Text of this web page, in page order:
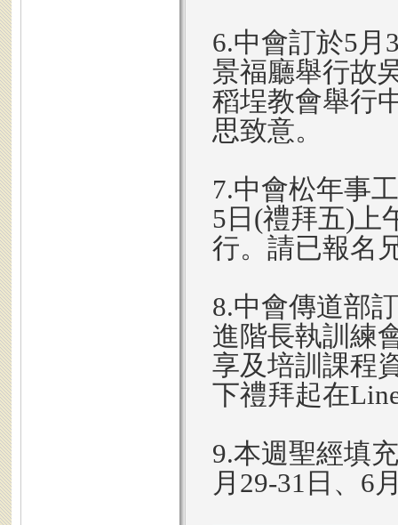
6.中會訂於5月
景福廳舉行故
稻埕教會舉行
思致意。
7.中會松年事
5日(禮拜五)上
行。請已報名
8.中會傳道部
進階長執訓練
享及培訓課程
下禮拜起在
9.本週聖經填
月29-31日、6